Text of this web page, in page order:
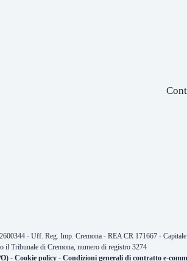
- Uff. Reg. Imp. Cremona - REA CR 171667 -
il Tribunale di Cremona, numero di registro 3274
-Cookie policy -Condizioni generali di contratto e-